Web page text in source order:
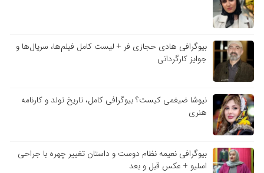
بیوگرافی هادی حجازی فر + لیست کامل فیلم‌ها، سریال‌ها و
جوایز کارگردانی
نیوشا ضیغمی کیست؟ بیوگرافی کامل، تاریخ تولد و کارنامه
هنری
بیوگرافی نعیمه نظام دوست و داستان تغییر چهره با جراحی
اسلیو + عکس قبل و بعد